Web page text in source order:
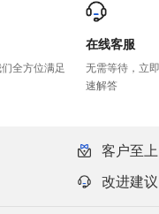
在线客服
速解答
客户至上
改进建议